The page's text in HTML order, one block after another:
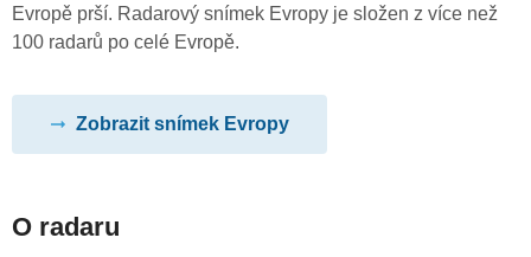
Evropě prší. Radarový snímek Evropy je složen z více než
100 radarů po celé Evropě.
Zobrazit snímek Evropy
O radaru